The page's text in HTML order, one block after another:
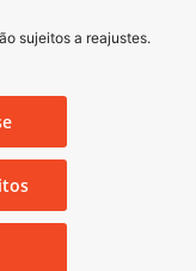
sujeitos a reajustes.